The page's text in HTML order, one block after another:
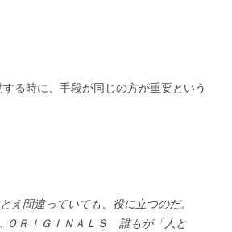
る時に、手段が同じの方が重要という
え間違っていても、役に立つのだ。
ＯＲＩＧＩＮＡＬＳ 誰もが「人と